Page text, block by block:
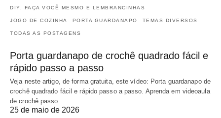
DIY, FAÇA VOCÊ MESMO E LEMBRANCINHAS
JOGO DE COZINHA PORTA GUARDANAPO TEMAS DIVERSOS
TODAS AS POSTAGENS
Porta guardanapo de crochê quadrado fácil e
rápido passo a passo
Veja neste artigo, de forma gratuita, este vídeo: Porta guardanapo de
crochê quadrado fácil e rápido passo a passo. Aprenda em videoaula
de crochê passo…
25 de maio de 2026